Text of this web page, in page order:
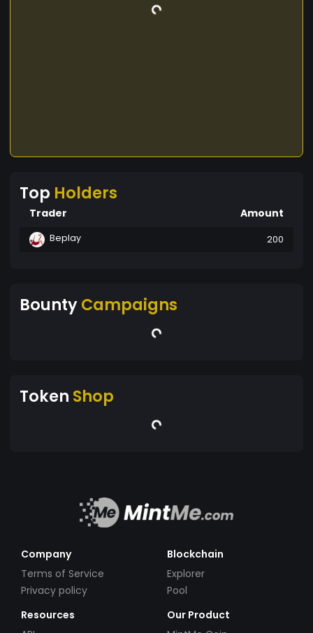
Top Holders
Trader Amount
Beplay 200
BountyCampaigns
Token Shop
Company
Terms of Service
Privacy policy
Blockchain
Explorer
Pool
Resources
Our Product